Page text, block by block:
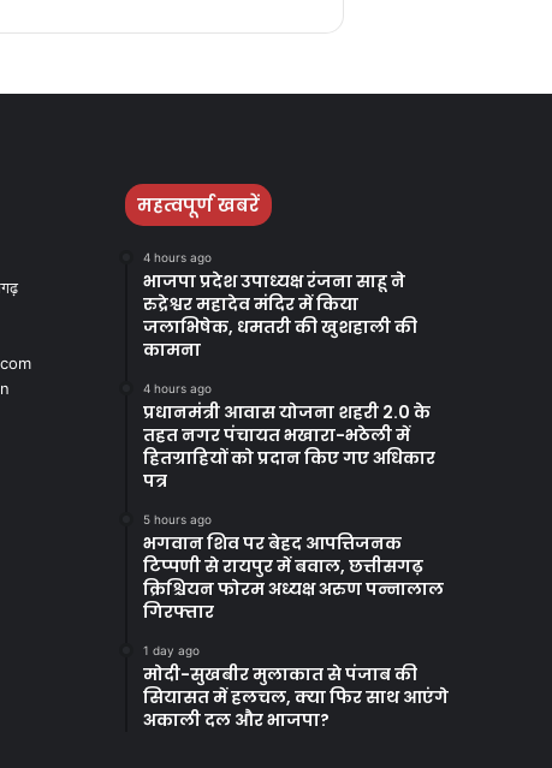
महत्वपूर्ण खबरें
4 hours ago
भाजपा प्रदेश उपाध्यक्ष रंजना साहू ने
रुद्रेश्वर महादेव मंदिर में किया
जलाभिषेक, धमतरी की खुशहाली की
कामना
4 hours ago
प्रधानमंत्री आवास योजना शहरी 2.0 के
तहत नगर पंचायत भखारा-भठेली में
हितग्राहियों को प्रदान किए गए अधिकार
पत्र
5 hours ago
भगवान शिव पर बेहद आपत्तिजनक
टिप्पणी से रायपुर में बवाल, छत्तीसगढ़
क्रिश्चियन फोरम अध्यक्ष अरुण पन्नालाल
गिरफ्तार
1 day ago
मोदी-सुखबीर मुलाकात से पंजाब की
सियासत में हलचल, क्या फिर साथ आएंगे
अकाली दल और भाजपा?